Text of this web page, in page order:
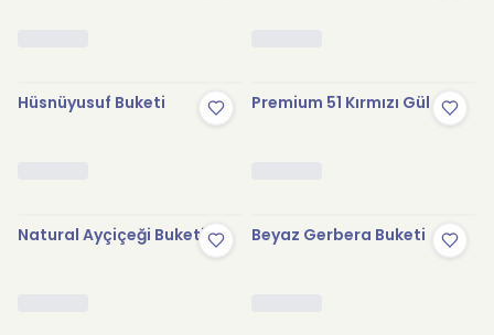
Hüsnüyusuf Buketi Premium 51 Kırmızı Gül
Natural Ayçiçeği Buketi Beyaz Gerbera Buketi